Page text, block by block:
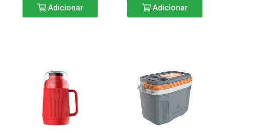
Adicionar Adicionar